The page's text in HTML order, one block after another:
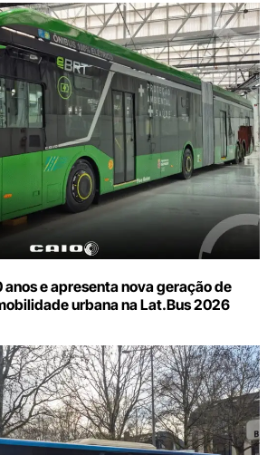
e apresenta nova geração de
urbana na Lat.Bus 2026